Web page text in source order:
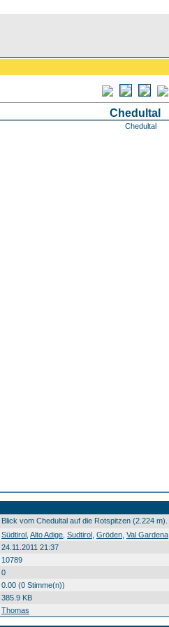
Chedultal
Blick vom Chedultal auf die Rotspitzen (2.224 m).
Südtirol Alto Adige Sudtirol Gröden Val Gardena
24.11.2011 21:37
10789
0
0.00 (0 Stimme(n))
385.9 KB
Thomas